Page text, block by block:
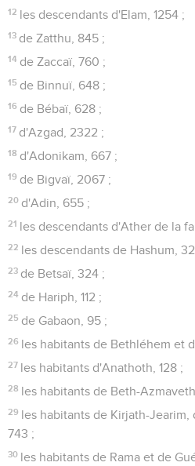
12 les descendants d'Elam, 1254 ;
13 de Zatthu, 845 ;
14 de Zaccaï, 760 ;
15 de Binnuï, 648 ;
16 de Bébaï, 628 ;
17 d'Azgad, 2322 ;
18 d'Adonikam, 667 ;
19 de Bigvaï, 2067 ;
20 d'Adin, 655 ;
21 les descendants d'Ather de la
22 les descendants de Hashum,
23 de Betsaï, 324 ;
24 de Hariph, 112 ;
25 de Gabaon, 95 ;
26 les habitants de Bethléhem et
27 les habitants d'Anathoth, 128 ;
28 les habitants de Beth-
29 les habitants de Kirjath-Jearim,
743 ;
30 les habitants de Rama et de